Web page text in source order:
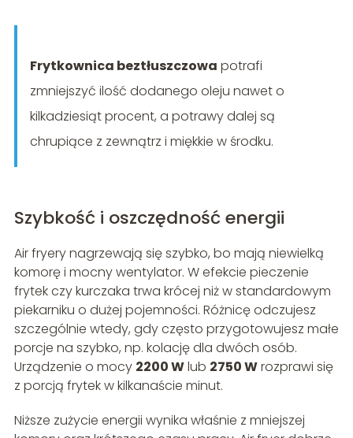
Frytkownica beztłuszczowa potrafi
zmniejszyć ilość dodanego oleju nawet o
kilkadziesiąt procent, a potrawy dalej są
chrupiące z zewnątrz i miękkie w środku.
Szybkość i oszczędność energii
Air fryery nagrzewają się szybko, bo mają niewielką
komorę i mocny wentylator. W efekcie pieczenie
frytek czy kurczaka trwa krócej niż w standardowym
piekarniku o dużej pojemności. Różnicę odczujesz
szczególnie wtedy, gdy często przygotowujesz małe
porcje na szybko, np. kolację dla dwóch osób.
Urządzenie o mocy 2200 Wlub 2750 Wrozprawi się
z porcją frytek w kilkanaście minut.
Niższe zużycie energii wynika właśnie z mniejszej